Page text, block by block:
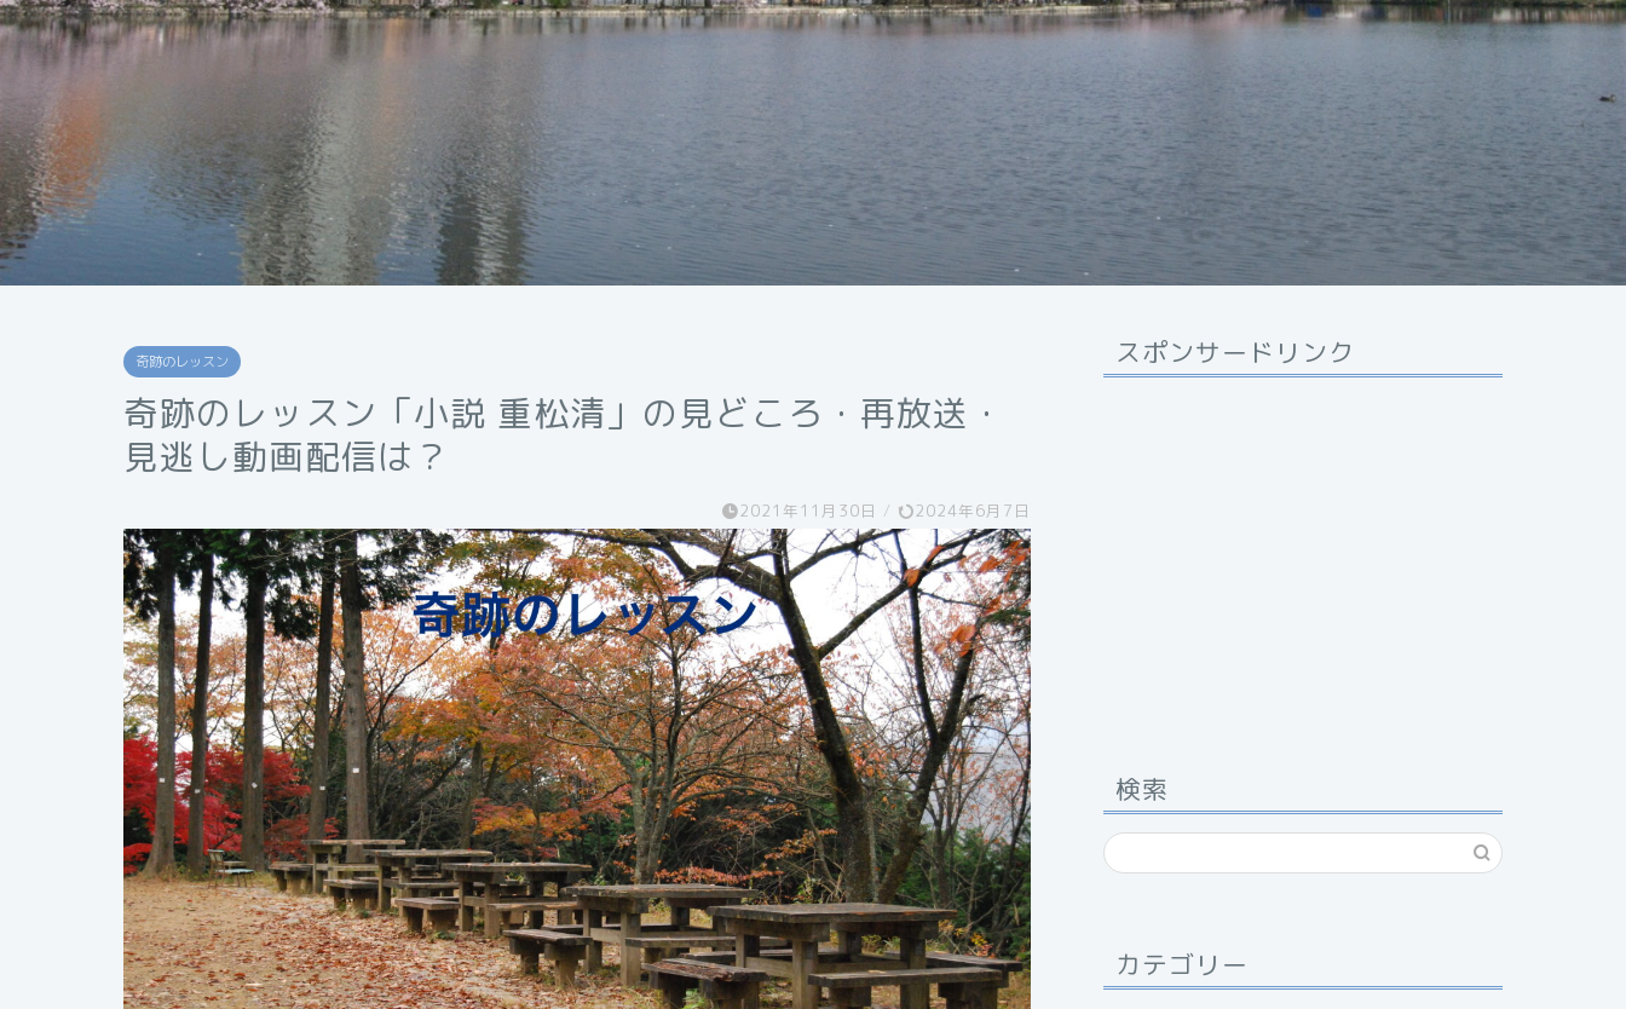
奇跡のレッスン
奇跡のレッスン「小説 重松清」の見どころ・再放送・
見逃し動画配信は？
2021年11月30日 / 2024年6月7日
スポンサードリンク
検索
カテゴリー